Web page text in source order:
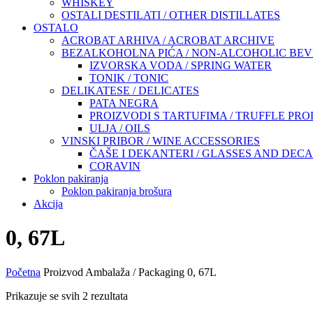
WHISKEY
OSTALI DESTILATI / OTHER DISTILLATES
OSTALO
ACROBAT ARHIVA / ACROBAT ARCHIVE
BEZALKOHOLNA PIĆA / NON-ALCOHOLIC
IZVORSKA VODA / SPRING WATER
TONIK / TONIC
DELIKATESE / DELICATES
PATA NEGRA
PROIZVODI S TARTUFIMA / TRUFFLE
ULJA / OILS
VINSKI PRIBOR / WINE ACCESSORIES
ČAŠE I DEKANTERI / GLASSES AND
CORAVIN
Poklon pakiranja
Poklon pakiranja brošura
Akcija
0, 67L
Početna Proizvod Ambalaža / Packaging 0, 67L
Prikazuje se svih 2 rezultata